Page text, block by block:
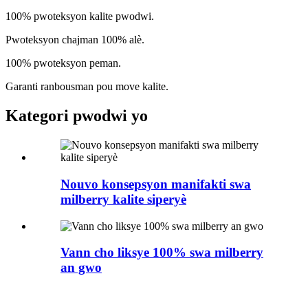
100% pwoteksyon kalite pwodwi.
Pwoteksyon chajman 100% alè.
100% pwoteksyon peman.
Garanti ranbousman pou move kalite.
Kategori pwodwi yo
Nouvo konsepsyon manifakti swa
milberry kalite siperyè
Vann cho liksye 100% swa milberry
an gwo